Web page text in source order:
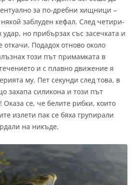
за по-дребни хищници –
заблуден кефал. След четири-
но прибързах със засечката и
откачи. Подадох отново около
този път примамката в
и с плавно движение я
му. Пет секунди след това, в
захапа силикона и този път
Оказа се, че белите рибки, които
излети пак се бяха групирали
на никъде.